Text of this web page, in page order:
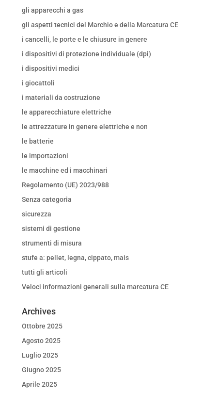
gli apparecchi a gas
gli aspetti tecnici del Marchio e della Marcatura CE
i cancelli, le porte e le chiusure in genere
i dispositivi di protezione individuale (dpi)
i dispositivi medici
i giocattoli
i materiali da costruzione
le apparecchiature elettriche
le attrezzature in genere elettriche e non
le batterie
le importazioni
le macchine ed i macchinari
Regolamento (UE) 2023/988
Senza categoria
sicurezza
sistemi di gestione
strumenti di misura
stufe a: pellet, legna, cippato, mais
tutti gli articoli
Veloci informazioni generali sulla marcatura CE
Archives
Ottobre 2025
Agosto 2025
Luglio 2025
Giugno 2025
Aprile 2025